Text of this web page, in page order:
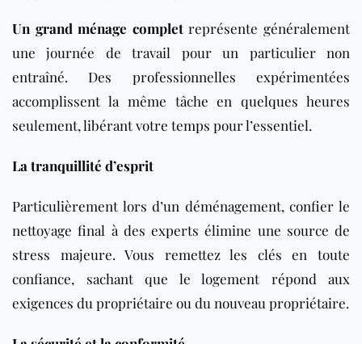
Un grand ménage completreprésente généralement
une journée de travail pour un particulier non
entraîné. Des professionnelles expérimentées
accomplissent la même tâche en quelques heures
seulement, libérant votre temps pour l’essentiel.
La tranquillité d’esprit
Particulièrement lors d’un déménagement, confier le
nettoyage final à des experts élimine une source de
stress majeure. Vous remettez les clés en toute
confiance, sachant que le logement répond aux
exigences du propriétaire ou du nouveau propriétaire.